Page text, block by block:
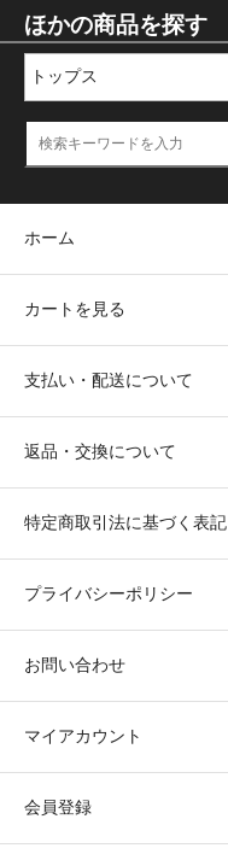
ほかの商品を探す
ホーム
カートを見る
支払い・配送について
返品・交換について
特定商取引法に基づく表記
プライバシーポリシー
お問い合わせ
マイアカウント
会員登録